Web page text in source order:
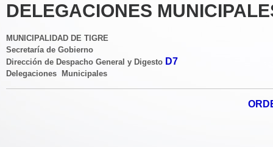
DELEGACIONES
MUNICIPALIDAD DE TIGRE
Secretaría de Gobierno
Dirección de Despacho General y Digesto D7
Delegaciones Municipales